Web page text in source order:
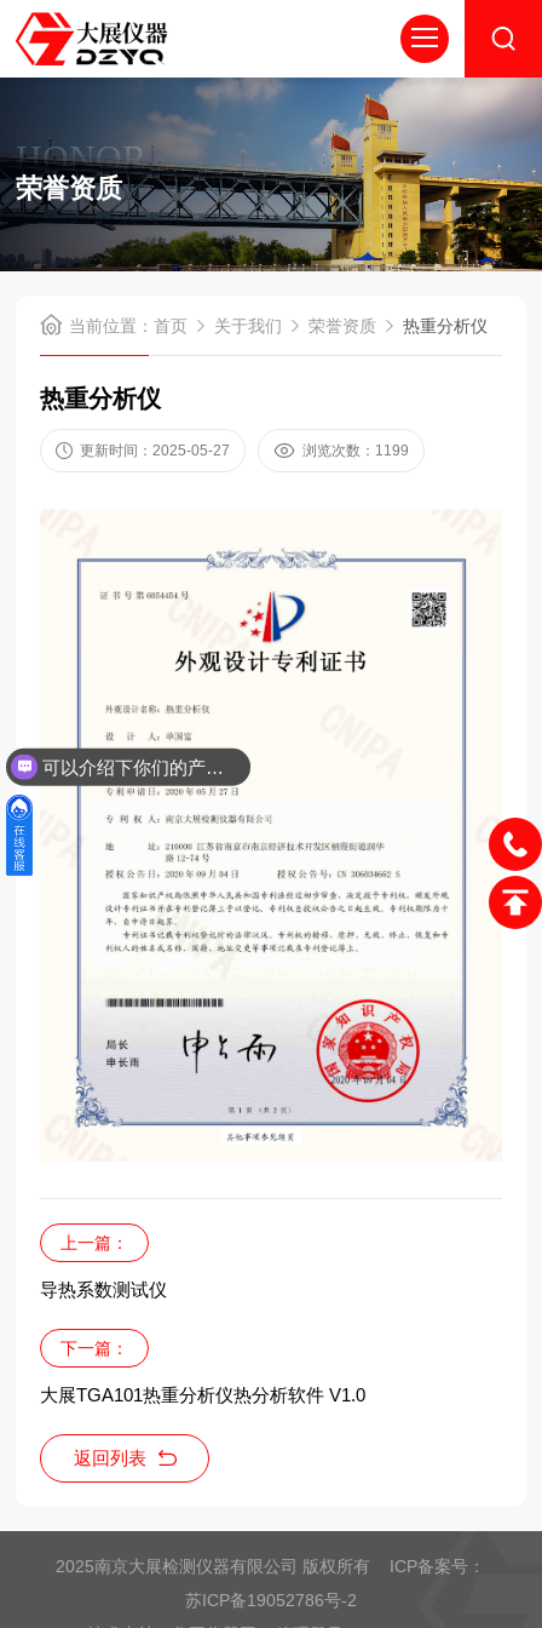
HONOR
荣誉资质
当前位置：首页 关于我们 荣誉资质 热重分析仪
热重分析仪
更新时间：2025-05-27 浏览次数：1199
上一篇：
导热系数测试仪
下一篇：
大展TGA101热重分析仪热分析软件 V1.0
返回列表
2025南京大展检测仪器有限公司 版权所有 ICP备案号：
苏ICP备19052786号-2